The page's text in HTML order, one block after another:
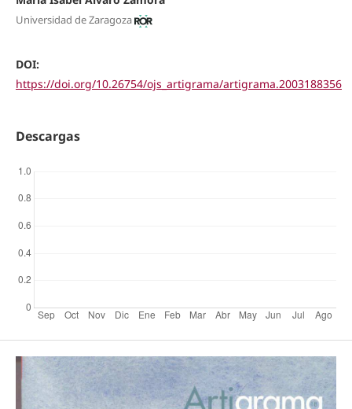
Universidad de Zaragoza
DOI:
https://doi.org/10.26754/ojs_artigrama/artigrama.2003188356
Descargas